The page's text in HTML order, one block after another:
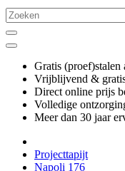
Gratis (proef)stalen
Vrijblijvend &
Direct online prijs
Volledige
Meer dan 30 jaar
Projecttapijt
Napoli 176